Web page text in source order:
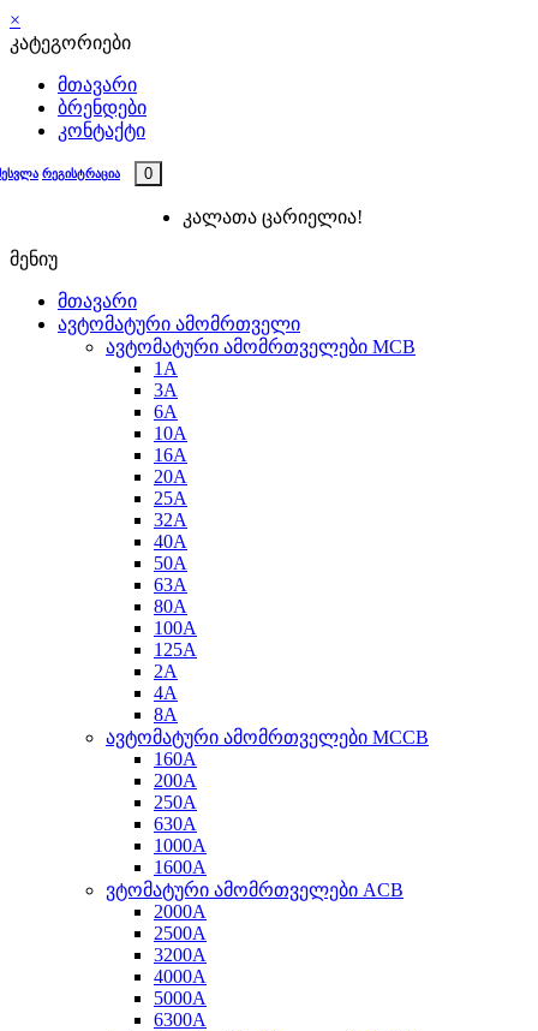
×
კატეგორიები
მთავარი
ბრენდები
კონტაქტი
რეგისტრაცია 0
კალათა ცარიელია!
მენიუ
მთავარი
ავტომატური ამომრთველი
ავტომატური ამომრთველები MCB
1A
3A
6A
10A
16A
20A
25А
32A
40A
50A
63A
80A
100A
125A
2A
4A
8A
ავტომატური ამომრთველები MCCB
160A
200A
250A
630A
1000A
1600A
ვტომატური ამომრთველები ACB
2000A
2500A
3200A
4000A
5000A
6300A